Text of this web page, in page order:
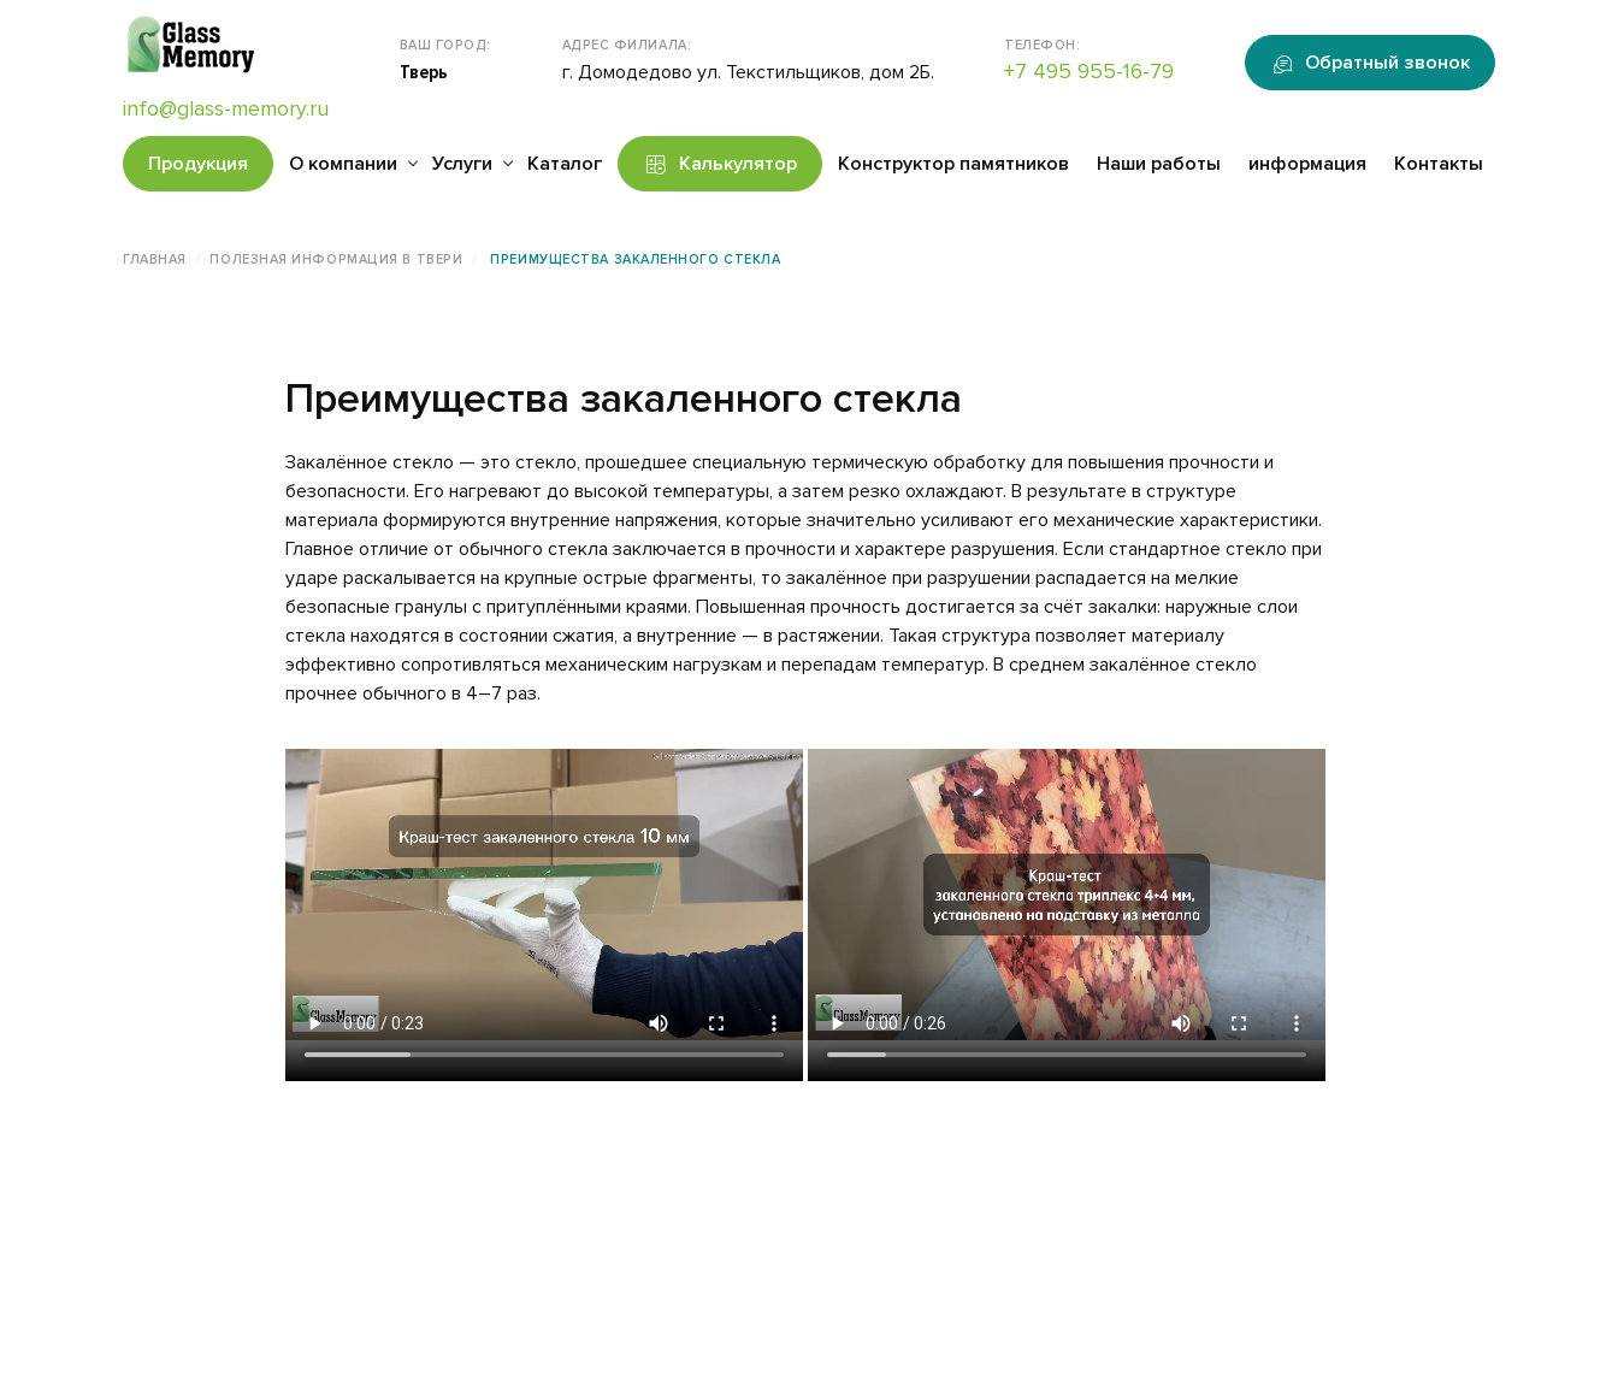
info@glass-memory.ru
ВАШ ГОРОД:
Тверь
АДРЕС ФИЛИАЛА:
г. Домодедово ул. Текстильщиков, дом 2Б.
ТЕЛЕФОН:
+7 495 955-16-79 Обратный звонок
Продукция О компании Услуги Каталог Калькулятор Конструктор памятников Наши работы информация Контакты
ГЛАВНАЯ ПОЛЕЗНАЯ ИНФОРМАЦИЯ В ТВЕРИ ПРЕИМУЩЕСТВА ЗАКАЛЕННОГО СТЕКЛА
Преимущества закаленного стекла
Закалённое стекло — это стекло, прошедшее специальную термическую обработку для повышения прочности и
безопасности. Его нагревают до высокой температуры, а затем резко охлаждают. В результате в структуре
материала формируются внутренние напряжения, которые значительно усиливают его механические характеристики.
Главное отличие от обычного стекла заключается в прочности и характере разрушения. Если стандартное стекло при
ударе раскалывается на крупные острые фрагменты, то закалённое при разрушении распадается на мелкие
безопасные гранулы с притуплёнными краями. Повышенная прочность достигается за счёт закалки: наружные слои
стекла находятся в состоянии сжатия, а внутренние — в растяжении. Такая структура позволяет материалу
эффективно сопротивляться механическим нагрузкам и перепадам температур. В среднем закалённое стекло
прочнее обычного в 4–7 раз.